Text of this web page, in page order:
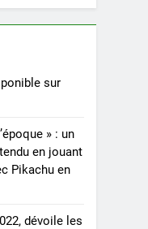
sur
» : un
en jouant
Pikachu en
dévoile les